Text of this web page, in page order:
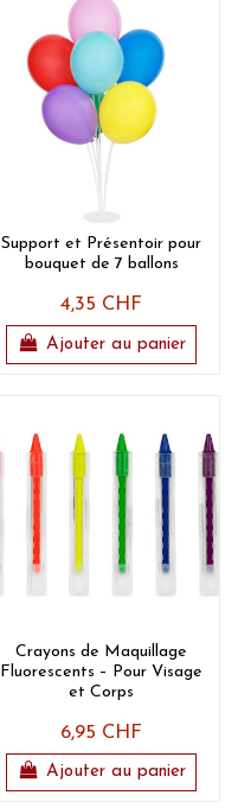
Support et Présentoir pour
bouquet de 7 ballons
4,35 CHF
Ajouter au panier
Crayons de Maquillage
Fluorescents – Pour Visage
et Corps
6,95 CHF
Ajouter au panier